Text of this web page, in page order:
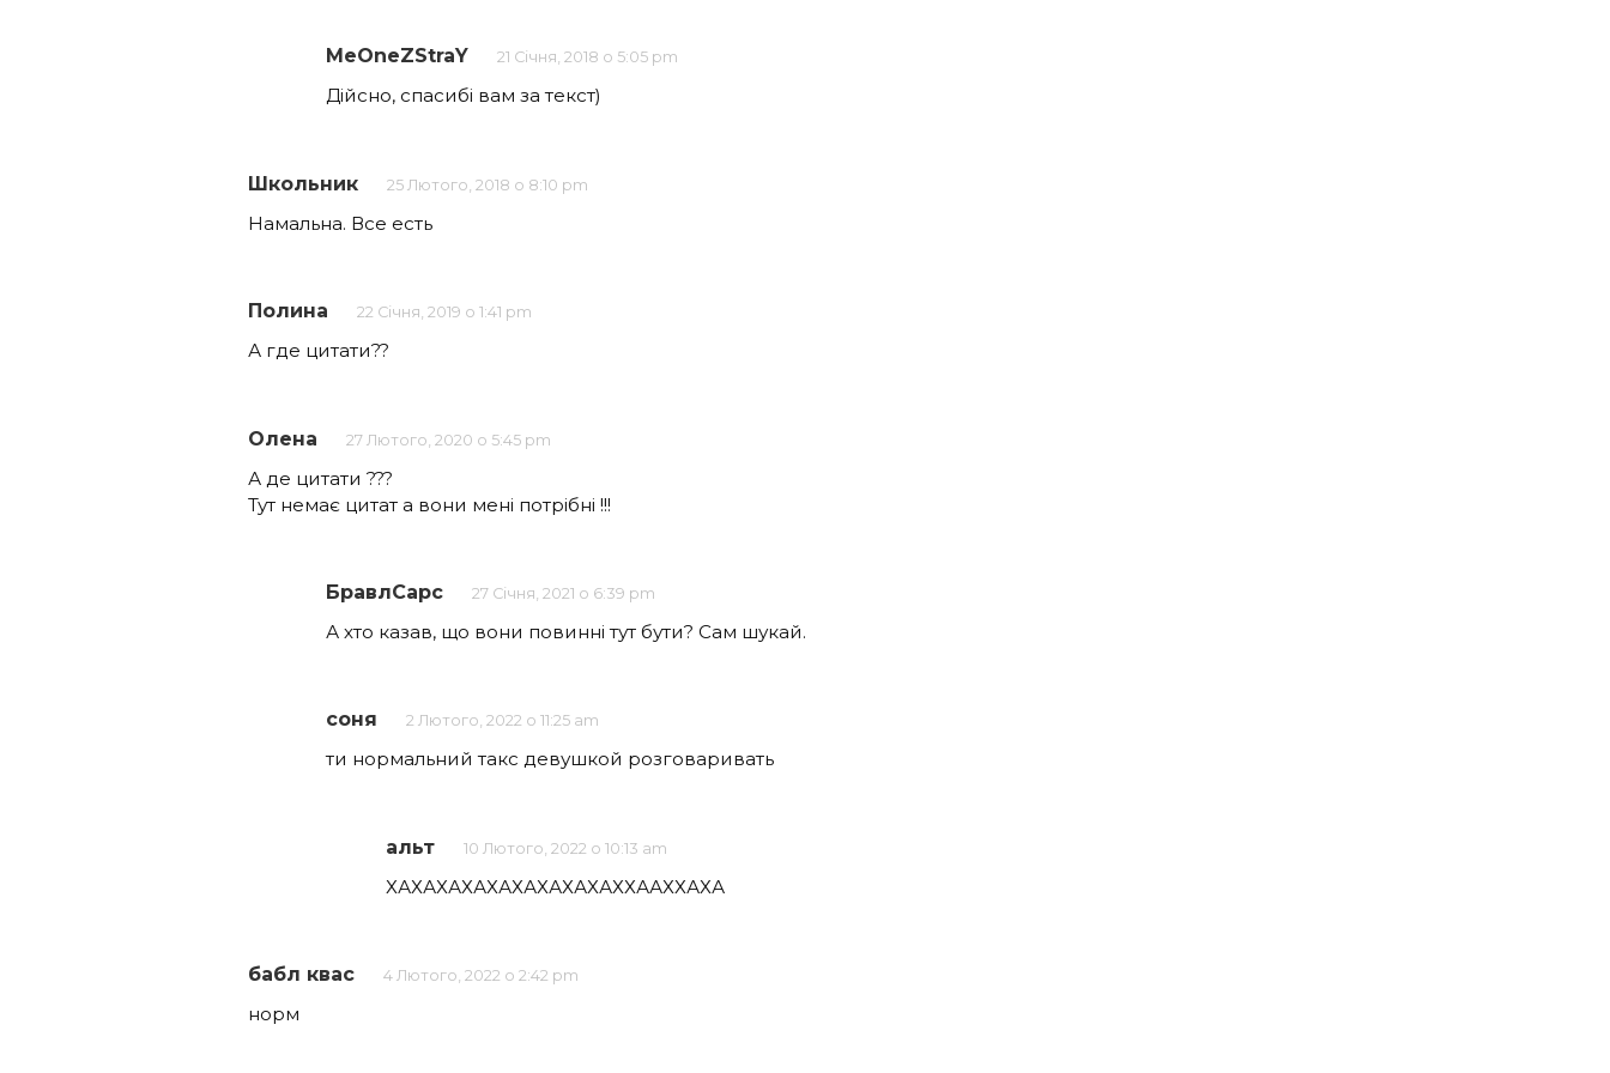
MeOneZStraY 21 Січня, 2018 о 5:05 pm
Дійсно, спасибі вам за текст)
Школьник 25 Лютого, 2018 о 8:10 pm
Намальна. Все есть
Полина 22 Січня, 2019 о 1:41 pm
А где цитати??
Олена 27 Лютого, 2020 о 5:45 pm
А де цитати ???
Тут немає цитат а вони мені потрібні !!!
БравлСарс 27 Січня, 2021 о 6:39 pm
А хто казав, що вони повинні тут бути? Сам шукай.
соня 2 Лютого, 2022 о 11:25 am
ти нормальний такс девушкой розговаривать
альт 10 Лютого, 2022 о 10:13 am
ХАХАХАХАХАХАХАХАХАХХААХХАХА
бабл квас 4 Лютого, 2022 о 2:42 pm
норм